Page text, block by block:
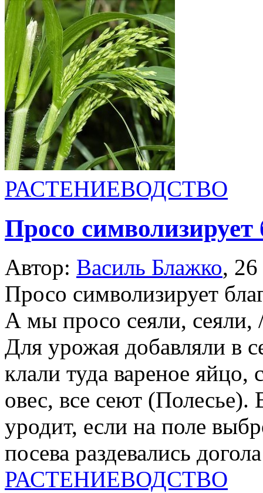
РАСТЕНИЕВОДСТВО
Просо символизирует
Автор: Василь Блажко,
Просо символизирует
А мы просо сеяли,
Для урожая добавляли в
клали туда вареное яйцо,
овес, все сеют
уродит, если на поле
посева раздевались
РАСТЕНИЕВОДСТВО